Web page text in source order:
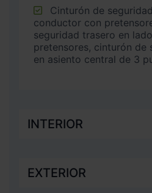
conductor con
seguridad trasero en
pretensores, cinturón de
en asiento central de 3
INTERIOR
EXTERIOR